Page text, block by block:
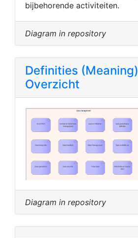
bijbehorende activiteiten.
Diagram in repository
Definities (Meaning)
Overzicht
Diagram in repository